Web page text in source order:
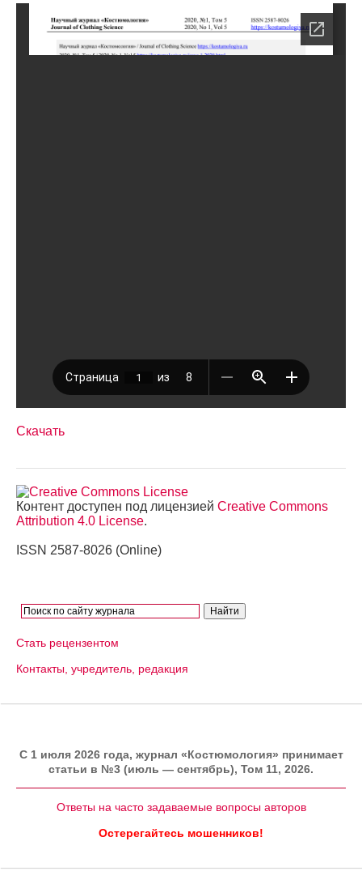
Скачать
Контент доступен под лицензией Creative Commons
Attribution 4.0 License.
ISSN 2587-8026 (Online)
Стать рецензентом
Контакты, учредитель, редакция
C 1 июля 2026 года, журнал «Костюмология» принимает
статьи в №3 (июль — сентябрь), Том 11, 2026.
Ответы на часто задаваемые вопросы авторов
Остерегайтесь мошенников!